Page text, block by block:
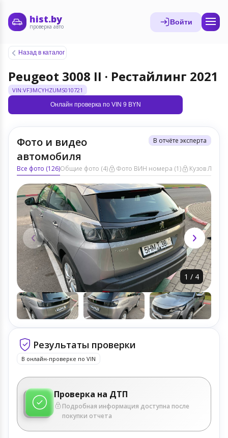
hist.by
проверка авто
Войти
Назад в каталог
Peugeot 3008 II · Рестайлинг 2021
VIN:VF3MCYHZUMS010721
Онлайн проверка по VIN 9 BYN
Фото и видео
автомобиля
В отчёте эксперта
Все фото (126)Общие фото (4) Фото ВИН номера (1) Кузов ЛКП
1 / 4
Результаты проверки
В онлайн-проверке по VIN
Проверка на ДТП
Подробная информация доступна после
покупки отчета